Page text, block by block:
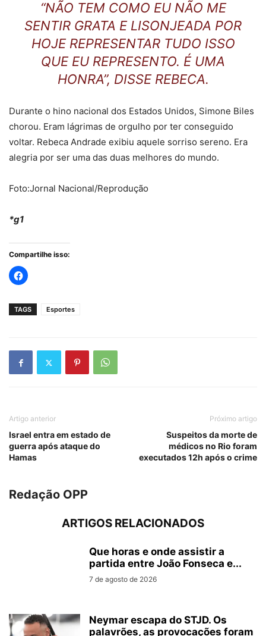
“NÃO TEM COMO EU NÃO ME
SENTIR GRATA E LISONJEADA POR
HOJE REPRESENTAR TUDO ISSO
QUE EU REPRESENTO. É UMA
HONRA”, DISSE REBECA.
Durante o hino nacional dos Estados Unidos, Simone Biles
chorou. Eram lágrimas de orgulho por ter conseguido
voltar. Rebeca Andrade exibiu aquele sorriso sereno. Era
alegria por ser uma das duas melhores do mundo.
Foto:Jornal Nacional/Reprodução
*g1
Compartilhe isso:
TAGS Esportes
Artigo anterior
Israel entra em estado de
guerra após ataque do
Hamas
Próximo artigo
Suspeitos da morte de
médicos no Rio foram
executados 12h após o crime
Redação OPP
ARTIGOS RELACIONADOS
Que horas e onde assistir a
partida entre João Fonseca e...
7 de agosto de 2026
Neymar escapa do STJD. Os
palavrões, as provocações foram